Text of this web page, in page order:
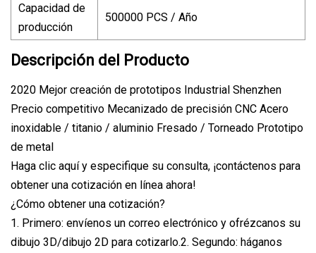
Capacidad de
producción
500000 PCS / Año
Descripción del Producto
2020 Mejor creación de prototipos Industrial Shenzhen
Precio competitivo Mecanizado de precisión CNC Acero
inoxidable / titanio / aluminio Fresado / Torneado Prototipo
de metal
Haga clic aquí y especifique su consulta, ¡contáctenos para
obtener una cotización en línea ahora!
¿Cómo obtener una cotización?
1. Primero: envíenos un correo electrónico y ofrézcanos su
dibujo 3D/dibujo 2D para cotizarlo.2. Segundo: háganos